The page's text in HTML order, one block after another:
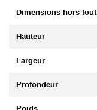
Dimensions hors tout
Hauteur
Largeur
Profondeur